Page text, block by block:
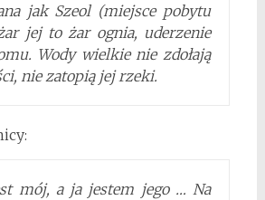
jak Szeol (miejsce pobytu
jej to żar ognia, uderzenie
Wody wielkie nie zdołają
nie zatopią jej rzeki.
mój, a ja jestem jego … Na